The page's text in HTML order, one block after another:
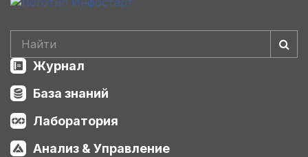
Журнал
База знаний
Лаборатория
Анализ & Управление